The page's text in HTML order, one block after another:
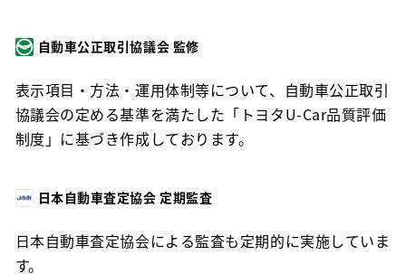
自動車公正取引協議会 監修
表示項目・方法・運用体制等について、自動車公正取引
協議会の定める基準を満たした「トヨタU-Car品質評価
制度」に基づき作成しております。
日本自動車査定協会 定期監査
日本自動車査定協会による監査も定期的に実施していま
す。